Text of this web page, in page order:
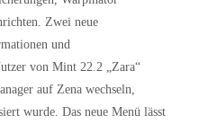
Zwei neue
und
von Mint 22.2 „Zara“
auf Zena wechseln,
wurde. Das neue Menü lässt